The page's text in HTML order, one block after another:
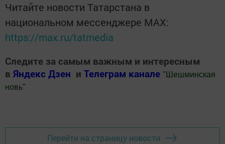
Читайте новости Татарстана в
национальном мессенджере MАХ:
https://max.ru/tatmedia
Следите за самым важным и интересным
в Яндекс Дзен и Телеграм канале " Шешминская
новь"
Перейти на страницу новости